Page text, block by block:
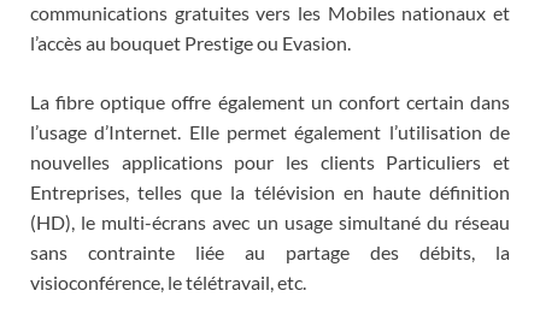
communications gratuites vers les Mobiles nationaux et
l’accès au bouquet Prestige ou Evasion.
La fibre optique offre également un confort certain dans
l’usage d’Internet. Elle permet également l’utilisation de
nouvelles applications pour les clients Particuliers et
Entreprises, telles que la télévision en haute définition
(HD), le multi-écrans avec un usage simultané du réseau
sans contrainte liée au partage des débits, la
visioconférence, le télétravail, etc.